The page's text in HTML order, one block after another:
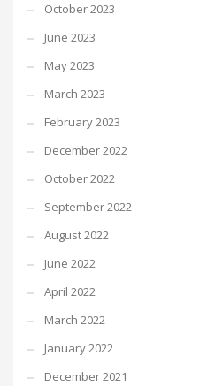
October 2023
June 2023
May 2023
March 2023
February 2023
December 2022
October 2022
September 2022
August 2022
June 2022
April 2022
March 2022
January 2022
December 2021